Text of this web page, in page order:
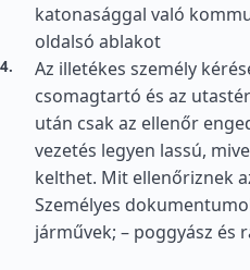
katonasággal való
oldalsó ablakot
Az illetékes személy
csomagtartó és az
után csak az ellenőr
vezetés legyen lassú,
kelthet. Mit ellenőriznek
Személyes
járművek; – poggyász és